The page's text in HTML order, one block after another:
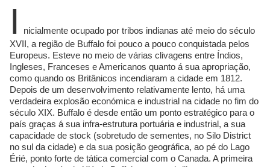
I
nicialmente ocupado por tribos indianas até meio do século
XVII, a região de Buffalo foi pouco a pouco conquistada pelos
Europeus. Esteve no meio de várias clivagens entre Índios,
Ingleses, Franceses e Americanos quanto á sua apropriação,
como quando os Britânicos incendiaram a cidade em 1812.
Depois de um desenvolvimento relativamente lento, há uma
verdadeira explosão económica e industrial na cidade no fim do
século XIX. Buffalo é desde então um ponto estratégico para o
país graças á sua infra-estrutura portuária e industrial, a sua
capacidade de stock (sobretudo de sementes, no Silo District
no sul da cidade) e da sua posição geográfica, ao pé do Lago
Érié, ponto forte de tática comercial com o Canada. A primeira